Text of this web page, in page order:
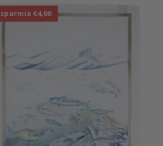
€4,00